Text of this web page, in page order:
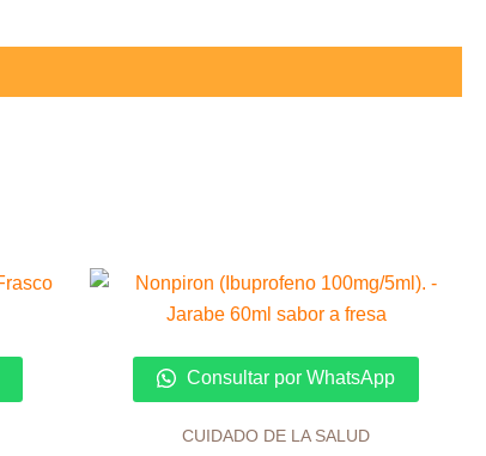
Consultar por WhatsApp
CUIDADO DE LA SALUD